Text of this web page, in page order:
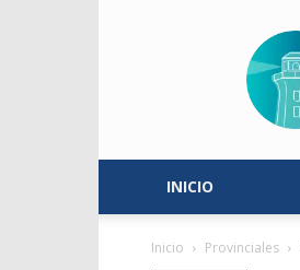
INICIO
Inicio Provinciales